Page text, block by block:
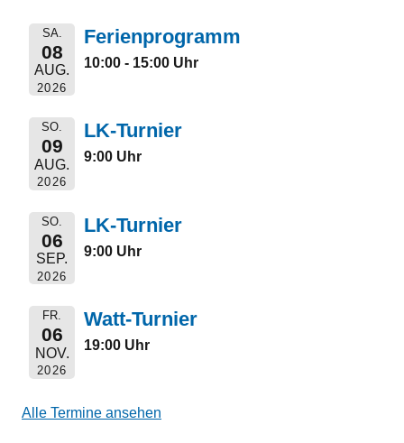
SA.
08
AUG.
2026
Ferienprogramm
10:00 - 15:00 Uhr
SO.
09
AUG.
2026
LK-Turnier
9:00 Uhr
SO.
06
SEP.
2026
LK-Turnier
9:00 Uhr
FR.
06
NOV.
2026
Watt-Turnier
19:00 Uhr
Alle Termine ansehen